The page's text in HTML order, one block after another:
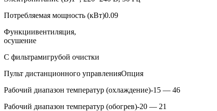
Потребляемая мощность (кВт)0.09
Функциивентиляция,
осушение
С фильтрамигрубой очистки
Пульт дистанционного управленияОпция
Рабочий диапазон температур (охлаждение)-15 — 46
Рабочий диапазон температур (обогрев)-20 — 21